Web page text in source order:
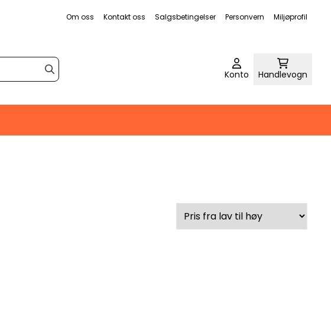
Om oss Kontakt oss Salgsbetingelser Personvern Miljøprofil
Konto Handlevogn